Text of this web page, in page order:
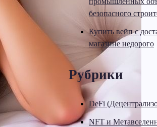
безопасного
Купить вейп с
магазине недорого
Рубрики
DeFi
NFT и